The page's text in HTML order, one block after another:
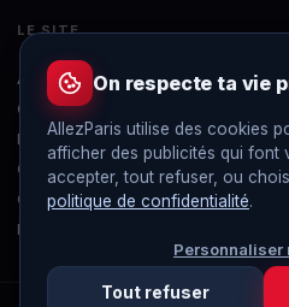
LE SITE
À propos
Contact
Mentions légales
Confidentialité
Gérer les cookies
Flux RSS
On respecte ta vie
AllezParis utilise des cookies
afficher des publicités qui font
accepter, tout refuser, ou
politique de confidentialité.
Personnaliser
Tout refuser